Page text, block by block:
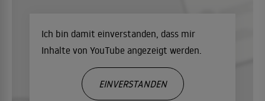
Ich bin damit einverstanden, dass mir
Inhalte von YouTube angezeigt werden.
EINVERSTANDEN